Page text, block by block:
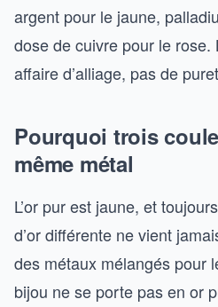
argent pour le jaune,
dose de cuivre pour le
affaire d’alliage, pas de
Pourquoi trois
même métal
L’or pur est jaune, et
d’or différente ne vient
des métaux mélangés pour
bijou ne se porte pas en or